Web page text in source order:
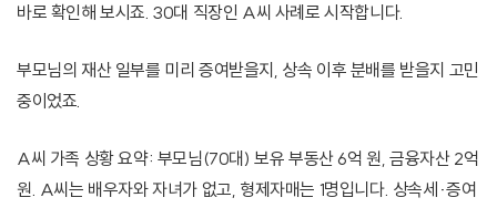
바로 확인해 보시죠. 30대 직장인 A씨 사례로 시작합니다.
부모님의 재산 일부를 미리 증여받을지, 상속 이후 분배를 받을지 고민
중이었죠.
A씨 가족 상황 요약: 부모님(70대) 보유 부동산 6억 원, 금융자산 2억
원. A씨는 배우자와 자녀가 없고, 형제자매는 1명입니다. 상속세·증여